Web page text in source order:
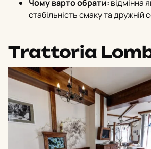
Чому варто обрати: відмінна
стабільність смаку та дружній
Trattoria